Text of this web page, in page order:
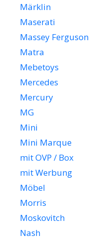
Märklin
Maserati
Massey Ferguson
Matra
Mebetoys
Mercedes
Mercury
MG
Mini
Mini Marque
mit OVP / Box
mit Werbung
Möbel
Morris
Moskovitch
Nash